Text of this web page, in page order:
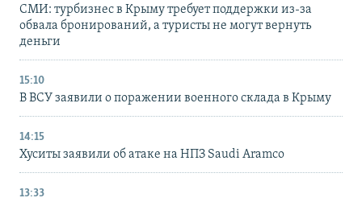
СМИ: турбизнес в Крыму требует поддержки из-за
обвала бронирований, а туристы не могут вернуть
деньги
15:10
В ВСУ заявили о поражении военного склада в Крыму
14:15
Хуситы заявили об атаке на НПЗ Saudi Aramco
13:33